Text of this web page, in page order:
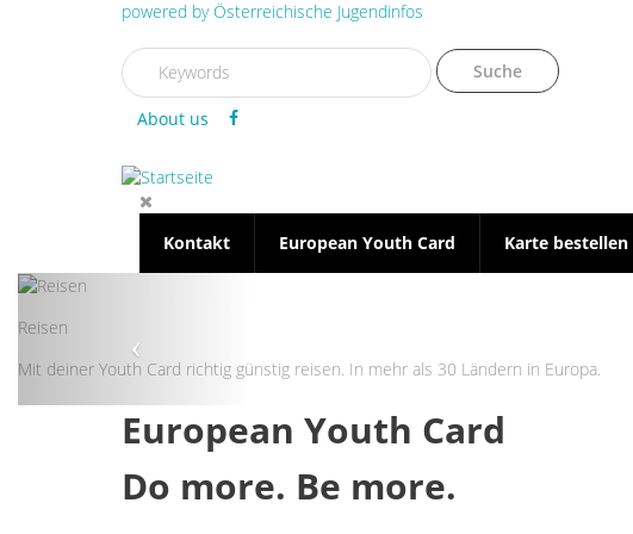
Direkt zum Inhaltpowered byÖsterreichische Jugendinfos
Suchformular
Suche
About us
Kontakt European Youth Card Karte bestellen
Reisen
Mit deiner Youth Card richtig günstig reisen. In mehr als 30 Ländern in Europa.
European Youth Card
Do more. Be more.